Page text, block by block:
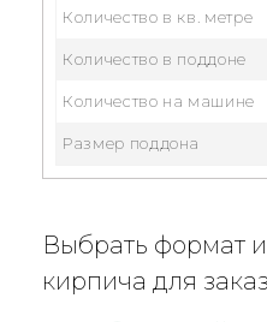
Количество в кв. метре
Количество в поддоне
Количество на машине
Размер поддона
Выбрать формат
кирпича для